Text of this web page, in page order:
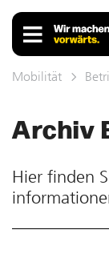
Mobilität
Archiv
Hier finden